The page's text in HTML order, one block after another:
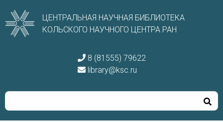
ЦЕНТРАЛЬНАЯ НАУЧНАЯ БИБЛИОТЕКА
КОЛЬСКОГО НАУЧНОГО ЦЕНТРА РАН
8 (81555) 79622
library@ksc.ru